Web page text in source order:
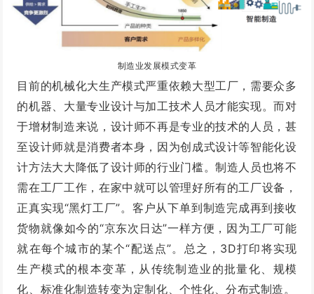
制造业发展模式变革
目前的机械化大生产模式严重依赖大型工厂，需要众多
的机器、大量专业设计与加工技术人员才能实现。而对
于增材制造来说，设计师不再是专业的技术的人员，甚
至设计师就是消费者本身，因为创成式设计等智能化设
计方法大大降低了设计师的行业门槛。制造人员也将不
需在工厂工作，在家中就可以管理好所有的工厂设备，
正真实现“黑灯工厂”。客户从下单到制造完成再到接收
货物就像如今的“京东次日达”一样方便，因为工厂可能
就在每个城市的某个“配送点”。总之，3D打印将实现
生产模式的根本变革，从传统制造业的批量化、规模
化、标准化制造转变为定制化、个性化、分布式制造。